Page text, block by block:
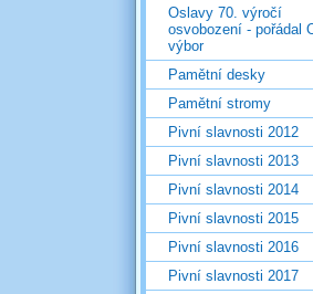
Oslavy 70. výročí
osvobození - pořádal
výbor
Pamětní desky
Pamětní stromy
Pivní slavnosti 2012
Pivní slavnosti 2013
Pivní slavnosti 2014
Pivní slavnosti 2015
Pivní slavnosti 2016
Pivní slavnosti 2017